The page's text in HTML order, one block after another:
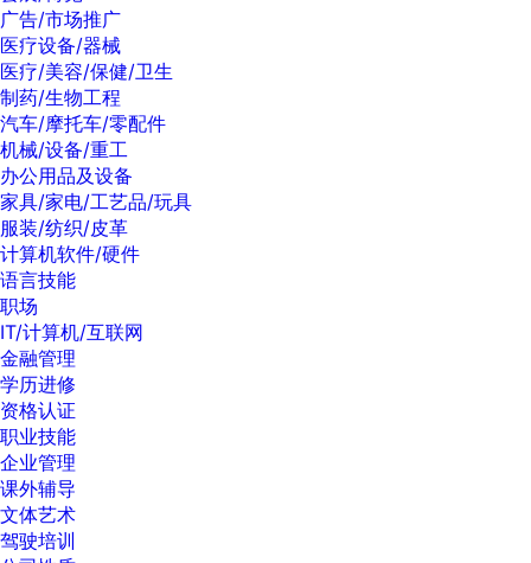
广告/市场推广
医疗设备/器械
医疗/美容/保健/卫生
制药/生物工程
汽车/摩托车/零配件
机械/设备/重工
办公用品及设备
家具/家电/工艺品/玩具
服装/纺织/皮革
计算机软件/硬件
语言技能
职场
IT/计算机/互联网
金融管理
学历进修
资格认证
职业技能
企业管理
课外辅导
文体艺术
驾驶培训